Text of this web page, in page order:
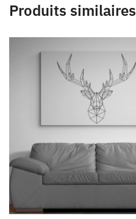
Produits similaires